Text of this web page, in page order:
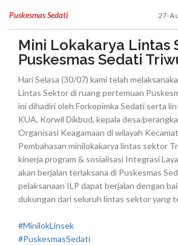
Puskesmas Sedati 27-
Mini Lokakarya Lintas
Puskesmas Sedati
Hari Selasa (30/07) kami telah
Lintas Sektor di ruang pertemuan
ini dihadiri oleh Forkopimka Sedati serta
KUA, Korwil Dikbud, kepala desa/
Organisasi Keagamaan di wilayah
Pembahasan minilokakarya lintas sektor
kinerja program & sosialisasi Integrasi
akan berjalan terlaksana di Puskesmas
pelaksanaan ILP dapat berjalan dengan
dukungan dari seluruh lintas sektor yang
#MinilokLinsek
#PuskesmasSedati